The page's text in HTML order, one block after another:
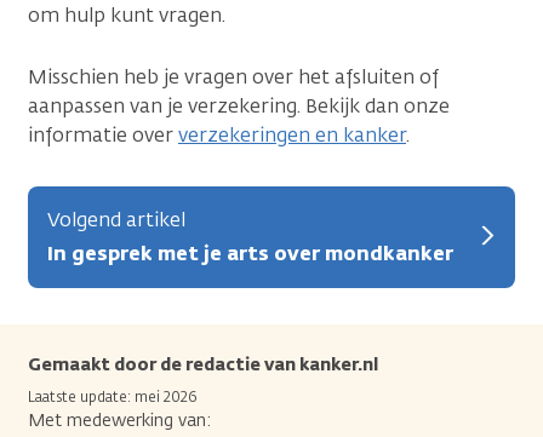
om hulp kunt vragen.
Misschien heb je vragen over het afsluiten of
aanpassen van je verzekering. Bekijk dan onze
informatie oververzekeringen en kanker.
Volgend artikel
In gesprek met je arts over mondkanker
Gemaakt door de redactie van kanker.nl
Laatste update: mei 2026
Met medewerking van: